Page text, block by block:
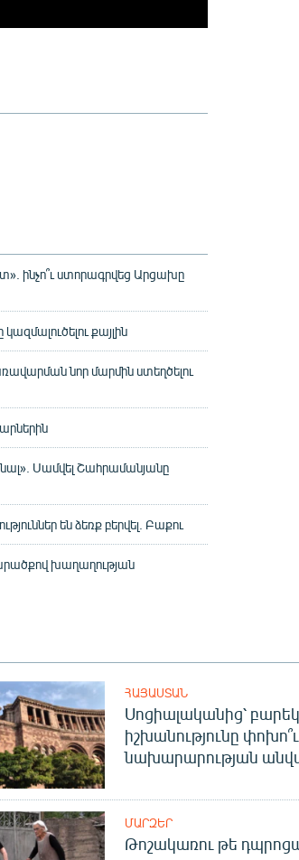
ինչո՞ւ ստորագրվեց Արցախը
քայլին
նոր մարմին ստեղծելու
Սամվել Շահրամանյանը
են ձեռք բերվել. Բաքու
խաղաղության
ՀԱՅԱՍՏԱՆ
Սոցիալականից՝
իշխանությունը
նախարարության
ՄԱՐԶԵՐ
Թոշակառու թե